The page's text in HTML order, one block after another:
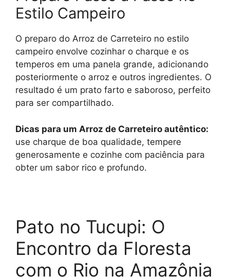
Estilo Campeiro
O preparo do Arroz de Carreteiro no estilo
campeiro envolve cozinhar o charque e os
temperos em uma panela grande, adicionando
posteriormente o arroz e outros ingredientes. O
resultado é um prato farto e saboroso, perfeito
para ser compartilhado.
Dicas para um Arroz de Carreteiro autêntico:
use charque de boa qualidade, tempere
generosamente e cozinhe com paciência para
obter um sabor rico e profundo.
Pato no Tucupi: O
Encontro da Floresta
com o Rio na Amazônia